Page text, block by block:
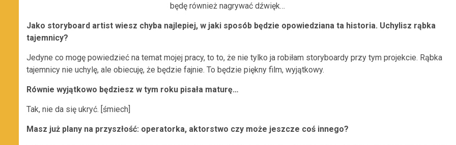
będę również nagrywać dźwięk…
Jako storyboard artist wiesz chyba najlepiej, w jaki sposób będzie opowiedziana ta historia. Uchylisz rąbka
tajemnicy?
Jedyne co mogę powiedzieć na temat mojej pracy, to to, że nie tylko ja robiłam storyboardy przy tym projekcie. Rąbka
tajemnicy nie uchylę, ale obiecuję, że będzie fajnie. To będzie piękny film, wyjątkowy.
Równie wyjątkowo będziesz w tym roku pisała maturę…
Tak, nie da się ukryć. [śmiech]
Masz już plany na przyszłość: operatorka, aktorstwo czy może jeszcze coś innego?